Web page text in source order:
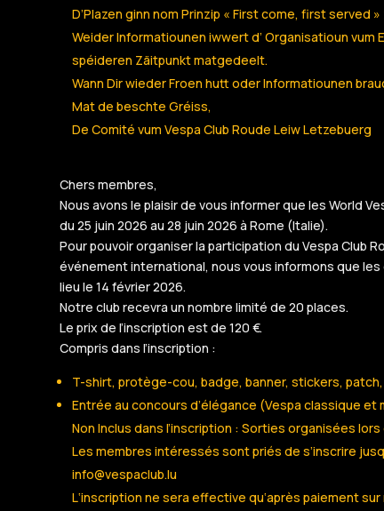
D’Plazen ginn nom Prinzip « First come, first served
Weider Informatiounen iwwert d’ Organisatioun vum
spéideren Zäitpunkt matgedeelt.
Wann Dir wieder Froen hutt oder Informatiounen
Mat de beschte Gréiss,
De Comité vum Vespa Club Roude Leiw Letzebuerg
Chers membres,
Nous avons le plaisir de vous informer que les World
du 25 juin 2026 au 28 juin 2026 à Rome (Italie).
Pour pouvoir organiser la participation du Vespa Club
événement international, nous vous informons que
lieu le 14 février 2026.
Notre club recevra un nombre limité de 20 places.
Le prix de l’inscription est de 120 €.
Compris dans l’inscription :
T-shirt, protège-cou, badge, banner, stickers,
Entrée au concours d’élégance (Vespa classique et
Non Inclus dans l’inscription : Sorties organisées lors
Les membres intéressés sont priés de s’inscrire
info@vespaclub.lu
L‘inscription ne sera effective qu‘après paiement